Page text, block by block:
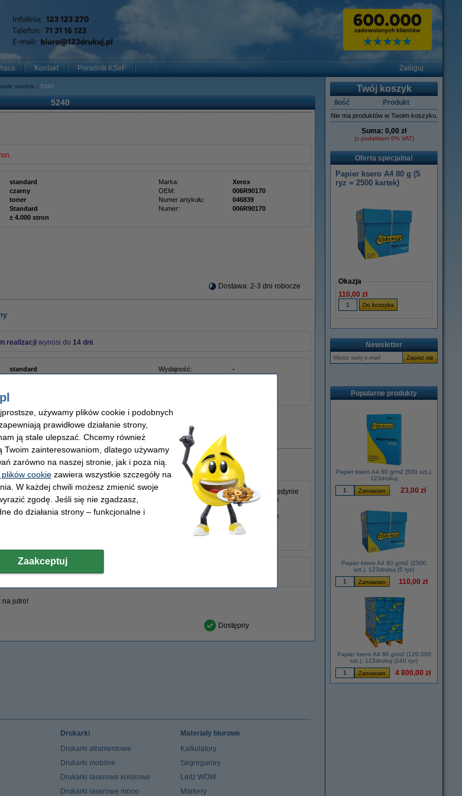
Kontakt Poradnik KSeF Zaloguj
modele 5240
5240
standard Marka:
Xerox
czarny OEM:
006R90170
toner Numer artykułu:
046839
Standard Numer:
006R90170
± 4.000 stron
Dostawa: 2-3 dni robocze
realizacji wynosi do 14 dni.
standard Wydajność:
-
proszek tonera jak magnes. W przeciwieństwie do zwykłej ściereczki do kurzu, która jedynie
ta utrzymuje proszek w swoich włóknach. Przywierają do niej nawet najmniejsze
powodzeniem czyścić nią wnętrze drukarki laserowej.
rezultaty, przed użyciem rozciągnij ściereczkę w obu kierunkach. Unikaj dostania się
ściereczka do czyszczenia
43 x 32 cm
na jutro!
Dostępny
Twój koszyk
Ilość Produkt
Nie ma produktów w Twoim koszyku.
Suma: 0,00 zł
(z podatkiem 0% VAT)
Oferta specjalna!
Papier ksero A4 80 g (5
ryz = 2500 kartek)
Okazja
110,00 zł
Newsletter
Popularne produkty
Papier ksero A4 80 g/m2 (500 szt.),
123drukuj
23,00 zł
Papier ksero A4 80 g/m2 (2500
szt.), 123drukuj (5 ryz)
110,00 zł
Papier ksero A4 80 g/m2 (120.000
szt.), 123drukuj (240 ryz)
4 800,00 zł
Drukarki
Drukarki atramentowe
Drukarki mobilne
Drukarki laserowe kolorowe
Drukarki laserowe mono
Materiały biurowe
Kalkulatory
Segregarory
Leitz WOW
Markery
używamy plików cookie i podobnych
prawidłowe działanie strony,
ją stale ulepszać. Chcemy również
zainteresowaniom, dlatego używamy
zarówno na naszej stronie, jak i poza nią.
cookiezawiera wszystkie szczegóły na
W każdej chwili możesz zmienić swoje
zgodę. Jeśli się nie zgadzasz,
do działania strony – funkcjonalne i
Zaakceptuj